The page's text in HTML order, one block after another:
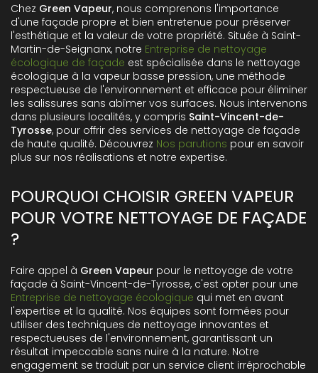
Chez Green Vapeur, nous comprenons l'importance
d'une façade propre et bien entretenue pour préserver
l'esthétique et la valeur de votre propriété. Située à Saint-
Martin-de-Seignanx, notre Entreprise de nettoyage
écologique de façade est spécialisée dans le nettoyage
écologique à la vapeur basse pression, une méthode
respectueuse de l'environnement et efficace pour éliminer
les salissures sans abîmer vos surfaces. Nous intervenons
dans plusieurs localités, y compris Saint-Vincent-de-
Tyrosse, pour offrir des services de nettoyage de façade
de haute qualité. Découvrez Nos parutions pour en savoir
plus sur nos réalisations et notre expertise.
POURQUOI CHOISIR GREEN VAPEUR
POUR VOTRE NETTOYAGE DE FAÇADE
?
Faire appel à Green Vapeur pour le nettoyage de votre
façade à Saint-Vincent-de-Tyrosse, c'est opter pour une
Entreprise de nettoyage écologique qui met en avant
l'expertise et la qualité. Nos équipes sont formées pour
utiliser des techniques de nettoyage innovantes et
respectueuses de l'environnement, garantissant un
résultat impeccable sans nuire à la nature. Notre
engagement se traduit par un service client irréprochable